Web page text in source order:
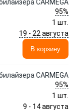
CARMEGA
95%
1 шт.
19 - 22 августа
В корзину
CARMEGA
95%
1 шт.
9 - 14 августа